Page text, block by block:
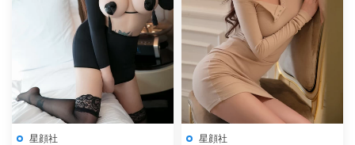
星顔社 星顔社